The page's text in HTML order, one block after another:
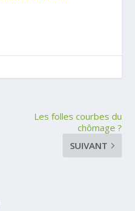
Les folles courbes du
chômage ?
SUIVANT